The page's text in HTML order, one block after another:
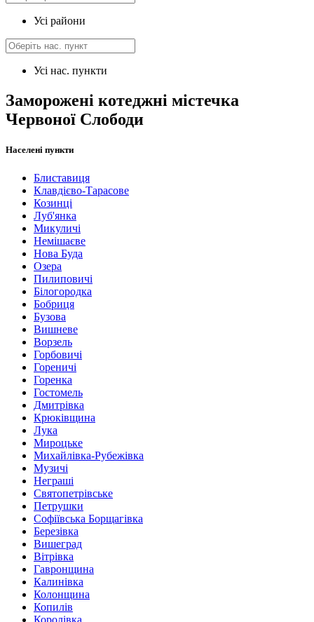
Усі райони
Усі нас. пункти
Заморожені котеджні містечка
Червоної Слободи
Населені пункти
Блиставиця
Клавдієво-Тарасове
Козинці
Луб'янка
Микуличі
Немішаєве
Нова Буда
Озера
Пилиповичі
Білогородка
Бобриця
Бузова
Вишневе
Ворзель
Горбовичі
Гореничі
Горенка
Гостомель
Дмитрівка
Крюківщина
Лука
Мироцьке
Михайлівка-Рубежівка
Музичі
Неграші
Святопетрівське
Петрушки
Софіївська Борщагівка
Березівка
Вишеград
Вітрівка
Гавронщина
Калинівка
Колонщина
Копилів
Королівка